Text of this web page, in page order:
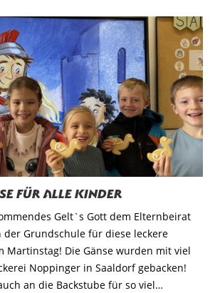
für alle Kinder
Gelt`s Gott dem Elternbeirat
der Grundschule für diese leckere
Martinstag! Die Gänse wurden mit viel
Noppinger in Saaldorf gebacken!
an die Backstube für so viel…